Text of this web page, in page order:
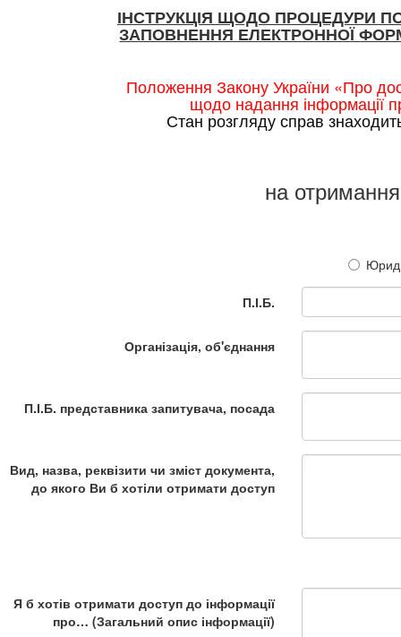
ІНСТРУКЦІЯ ЩОДО ПРОЦЕДУРИ
ЗАПОВНЕННЯ ЕЛЕКТРОННОЇ
Положення Закону України «Про
щодо надання інформації
Стан розгляду справ
на отримання
П.І.Б.
Організація, об'єднання
П.І.Б. представника запитувача, посада
Вид, назва, реквізити чи зміст документа,
до якого Ви б хотіли отримати доступ
Я б хотів отримати доступ до інформації
про… (Загальний опис інформації)